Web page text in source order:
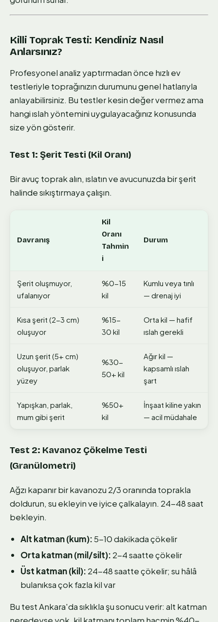
Killi Toprak Testi: Kendiniz Nasıl
Anlarsınız?
Profesyonel analiz yaptırmadan önce hızlı ev
testleriyle toprağınızın durumunu genel hatlarıyla
anlayabilirsiniz. Bu testler kesin değer vermez ama
hangi ıslah yöntemini uygulayacağınız konusunda
size yön gösterir.
Test 1: Şerit Testi (Kil Oranı)
Bir avuç toprak alın, ıslatın ve avucunuzda bir şerit
halinde sıkıştırmaya çalışın.
Davranış
Kil
Oranı
Tahmin
i
Durum
Şerit oluşmuyor,
ufalanıyor
%0-15
kil
Kumlu veya tınlı
— drenaj iyi
Kısa şerit (2-3 cm)
oluşuyor
%15-
30 kil
Orta kil — hafif
ıslah gerekli
Uzun şerit (5+ cm)
oluşuyor, parlak
yüzey
%30-
50+ kil
Ağır kil —
kapsamlı ıslah
şart
Yapışkan, parlak,
mum gibi şerit
%50+
kil
İnşaat kiline yakın
— acil müdahale
Test 2: Kavanoz Çökelme Testi
(Granülometri)
Ağzı kapanır bir kavanozu 2/3 oranında toprakla
doldurun, su ekleyin ve iyice çalkalayın. 24-48 saat
bekleyin.
Alt katman (kum):5-10 dakikada çökelir
Orta katman (mil/silt): 2-4 saatte çökelir
Üst katman (kil): 24-48 saatte çökelir; su hâlâ
bulanıksa çok fazla kil var
Bu test Ankara'da sıklıkla şu sonucu verir: alt katman